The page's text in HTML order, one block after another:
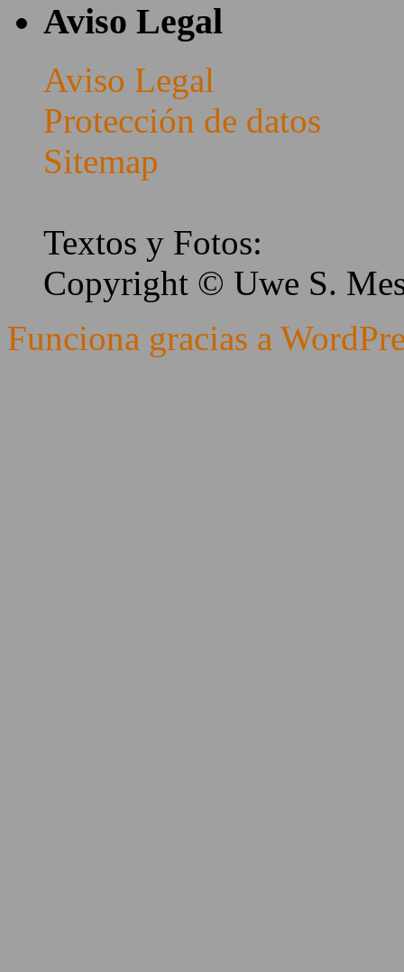
Aviso Legal
Aviso Legal
Protección de datos
Sitemap
Textos y Fotos:
Copyright © Uwe S.
Funciona gracias a